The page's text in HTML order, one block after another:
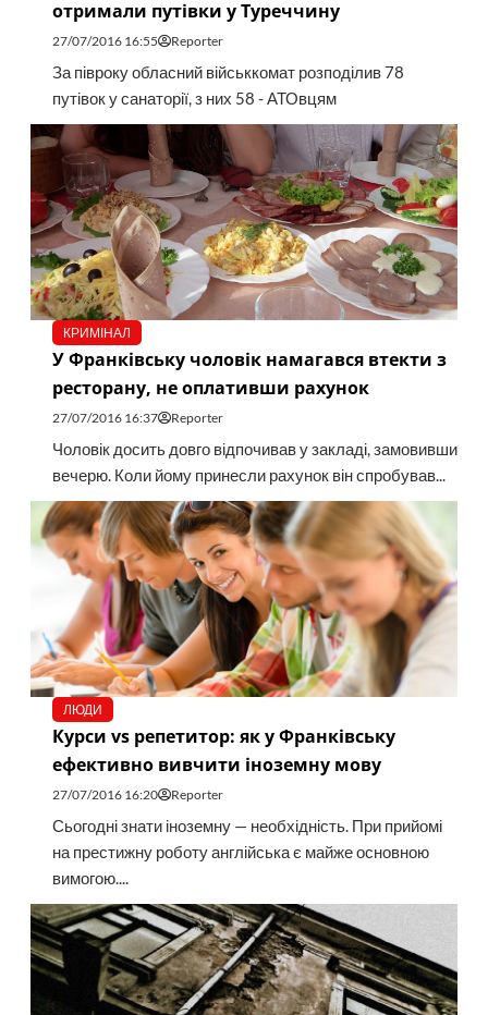
отримали путівки у Туреччину
27/07/2016 16:55 Reporter
За півроку обласний військкомат розподілив 78
путівок у санаторії, з них 58 - АТОвцям
КРИМІНАЛ
У Франківську чоловік намагався втекти з
ресторану, не оплативши рахунок
27/07/2016 16:37 Reporter
Чоловік досить довго відпочивав у закладі, замовивши
вечерю. Коли йому принесли рахунок він спробував...
ЛЮДИ
Курси vs репетитор: як у Франківську
ефективно вивчити іноземну мову
27/07/2016 16:20 Reporter
Сьогодні знати іноземну — необхідність. При прийомі
на престижну роботу англійська є майже основною
вимогою....